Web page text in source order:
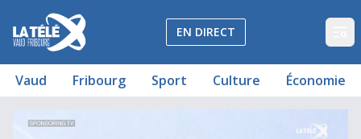
La Télé - Télévision régionale Vaud et Fribourg
EN DIRECT
Vaud Fribourg Sport Culture Économie
Drag
Drag